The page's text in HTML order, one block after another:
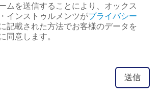
ムを送信することにより、オックス
インストゥルメンツがプライバシー
記載された方法でお客様のデータを
同意します。